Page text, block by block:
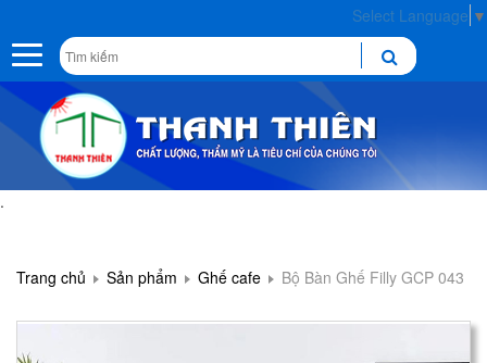
Select Language ▼
Toggle
navigation
.
Trang chủ Sản phẩm Ghế cafe Bộ Bàn Ghế Filly GCP 043